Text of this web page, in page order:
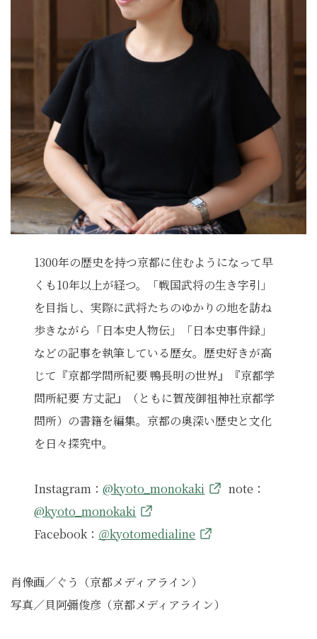
1300年の歴史を持つ京都に住むようになって早
くも10年以上が経つ。「戦国武将の生き字引」
を目指し、実際に武将たちのゆかりの地を訪ね
歩きながら「日本史人物伝」「日本史事件録」
などの記事を執筆している歴女。歴史好きが高
じて『京都学問所紀要 鴨長明の世界』『京都学
問所紀要 方丈記』（ともに賀茂御祖神社京都学
問所）の書籍を編集。京都の奥深い歴史と文化
を日々探究中。
Instagram：@kyoto_monokaki
note：
@kyoto_monokaki
Facebook： ＠kyotomedialine
肖像画／ぐう（京都メディアライン）
写真／貝阿彌俊彦（京都メディアライン）